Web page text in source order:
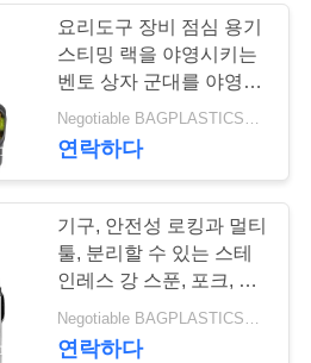
공급
제조
181
소모품
90
요리도구 장비 점심 용기
스티밍 랙을 야영시키는
벤토 상자 군대를 야영시
키는 혼란 주석은 저장 백
소풍과 함께 설정했습니
다
Negotiable BAGPLASTICS@YAHOO.COM MOQ:1000 부분 스카이프 : 마이데아르닐
연락하다
기구, 안전성 로킹과 멀티
툴, 분리할 수 있는 스테
인레스 강 스푼, 포크, 나
이프, 물병 물병을 야영시
키는 5-in-1
연락하다